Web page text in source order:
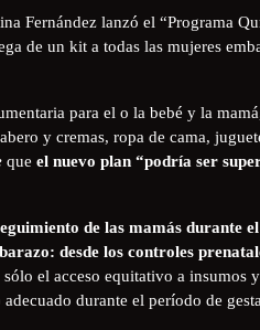
Fernández lanzó el “Programa
de un kit a todas las mujeres
para el o la bebé y la
y cremas, ropa de cama,
que el nuevo plan “podría ser
de las mamás durante
desde los controles
el acceso equitativo a insumos
durante el período de